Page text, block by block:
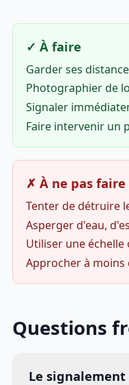
✓ À faire
Garder ses
Photographier de
Signaler
Faire intervenir un
✗ À ne pas faire
Tenter de détruire
Asperger d'eau,
Utiliser une échelle
Approcher à moins
Questions
Le